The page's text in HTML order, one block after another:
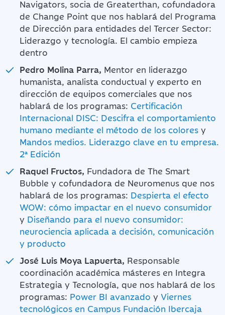
Navigators, socia de Greaterthan, cofundadora
de Change Point que nos hablará del Programa
de Dirección para entidades del Tercer Sector:
Liderazgo y tecnología. El cambio empieza
dentro
Pedro Molina Parra, Mentor en liderazgo
humanista, analista conductual y experto en
dirección de equipos comerciales que nos
hablará de los programas: Certificación
Internacional DISC: Descifra el comportamiento
humano mediante el método de los colores y
Mandos medios. Liderazgo clave en tu empresa.
2ª Edición
Raquel Fructos, Fundadora de The Smart
Bubble y cofundadora de Neuromenus que nos
hablará de los programas: Despierta el efecto
WOW: cómo impactar en el nuevo consumidor
y Diseñando para el nuevo consumidor:
neurociencia aplicada a decisión, comunicación
y producto
José Luis Moya Lapuerta, Responsable
coordinación académica másteres en Integra
Estrategia y Tecnología, que nos hablará de los
programas: Power BI avanzado y Viernes
tecnológicos en Campus Fundación Ibercaja